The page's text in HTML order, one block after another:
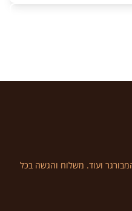
ועוד. משלוח והגשה בכל